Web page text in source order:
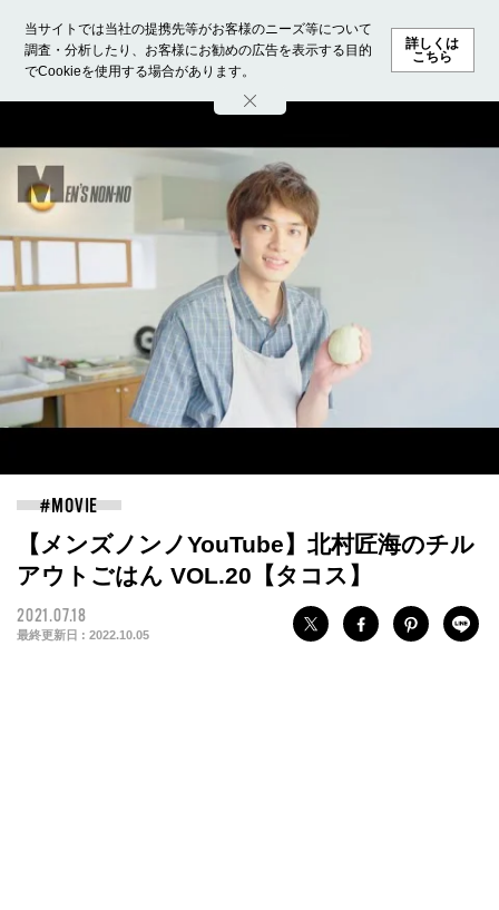
当サイトでは当社の提携先等がお客様のニーズ等について
調査・分析したり、お客様にお勧めの広告を表示する目的
でCookieを使用する場合があります。
詳しくは
こちら
ホーム モデル募集 ランキング ファッション ビューテ
【メンズノンノYouTube】北村匠海のチル
アウトごはん VOL.20【タコス】
2021.07.18
最終更新日 : 2022.10.05